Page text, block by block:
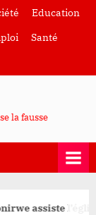
Education
Santé
la fausse
assiste l’église